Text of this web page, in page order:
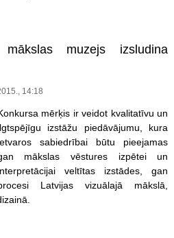
muzejs izsludina
14:18
mērķis ir veidot kvalitatīvu un
izstāžu piedāvājumu, kura
sabiedrībai būtu pieejamas
mākslas vēstures izpētei un
veltītas izstādes, gan
Latvijas vizuālajā mākslā,